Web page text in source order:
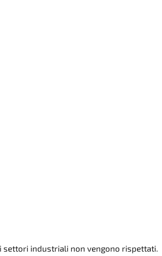
settori industriali non vengono rispettati.